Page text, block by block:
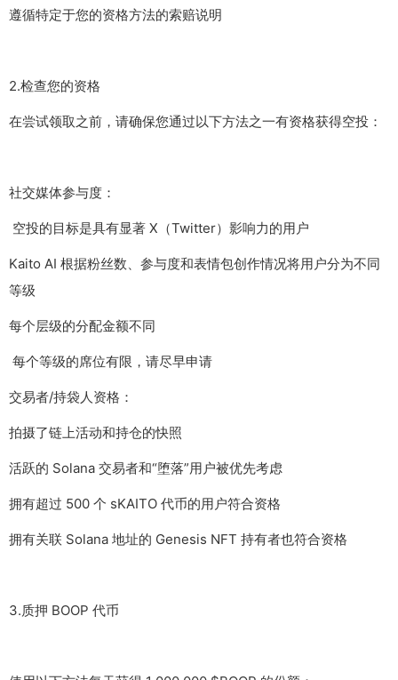
遵循特定于您的资格方法的索赔说明
2.检查您的资格
在尝试领取之前，请确保您通过以下方法之一有资格获得空投：
社交媒体参与度：
空投的目标是具有显著 X（Twitter）影响力的用户
Kaito AI 根据粉丝数、参与度和表情包创作情况将用户分为不同
等级
每个层级的分配金额不同
每个等级的席位有限，请尽早申请
交易者/持袋人资格：
拍摄了链上活动和持仓的快照
活跃的 Solana 交易者和“堕落”用户被优先考虑
拥有超过 500 个 sKAITO 代币的用户符合资格
拥有关联 Solana 地址的 Genesis NFT 持有者也符合资格
3.质押 BOOP 代币